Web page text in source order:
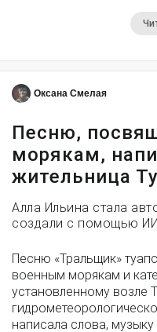
Оксана Смелая
Песню,
морякам,
жительница
Алла Ильина стала
создали с помощью ИИ
Песню «Тральщик»
военным морякам и
установленному возле
написала слова,